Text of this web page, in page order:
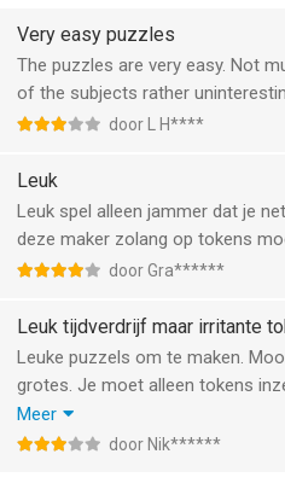
--
Jigsaw : World's Biggest Jig Saw
een app voor iPhone, iPad en
4 jaar
Informatie voor Jigsaw : World's
laatst vergeleken op 8 Aug om
Very easy puzzles
The puzzles are very easy. Not
of the subjects rather
door L H****
Leuk
Leuk spel alleen jammer dat je
deze maker zolang op tokens
door Gra******
Leuk tijdverdrijf maar irritante
Leuke puzzels om te maken.
grotes. Je moet alleen tokens
maken en je krijgt er max 10. De
meer) dan dit aantal nodig
Meer
door Nik******